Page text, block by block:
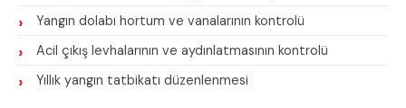
Yangın dolabı hortum ve vanalarının kontrolü
Acil çıkış levhalarının ve aydınlatmasının kontrolü
Yıllık yangın tatbikatı düzenlenmesi